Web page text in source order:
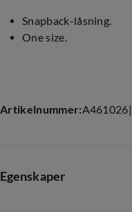
Snapback-låsning.
One size.
Artikelnummer:A461026|
Egenskaper